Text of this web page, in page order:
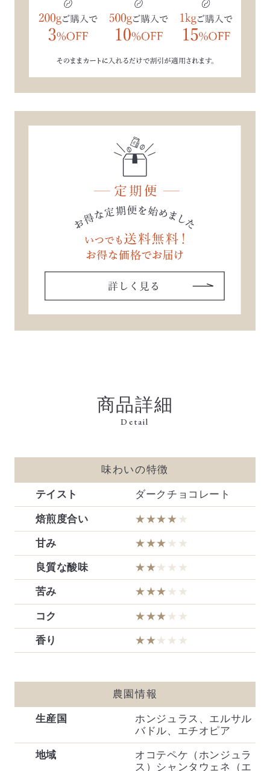
商品詳細
Detail
味わいの特徴
テイスト ダークチョコレート
焙煎度合い ★★★★ ★
甘み ★★★ ★★
良質な酸味 ★★ ★★★
苦み ★★★ ★★
コク ★★★ ★★
香り ★★ ★★★
農園情報
生産国
ホンジュラス、エルサル
バドル、エチオピア
地域
オコテペケ（ホンジュラ
ス）シャンタウェネ（エ